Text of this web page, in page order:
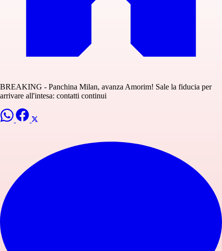
BREAKING - Panchina Milan, avanza Amorim! Sale la fiducia per
arrivare all'intesa: contatti continui